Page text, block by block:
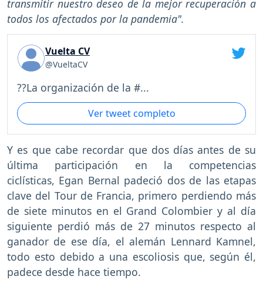
transmitir nuestro deseo de la mejor recuperación a
todos los afectados por la pandemia".
Vuelta CV
@VueltaCV
??La organización de la #...
Ver tweet completo
Y es que cabe recordar que dos días antes de su
última participación en la competencias
ciclísticas, Egan Bernal padeció dos de las etapas
clave del Tour de Francia, primero perdiendo más
de siete minutos en el Grand Colombier y al día
siguiente perdió más de 27 minutos respecto al
ganador de ese día, el alemán Lennard Kamnel,
todo esto debido a una escoliosis que, según él,
padece desde hace tiempo.